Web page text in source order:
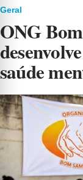
Geral
ONG
saúde